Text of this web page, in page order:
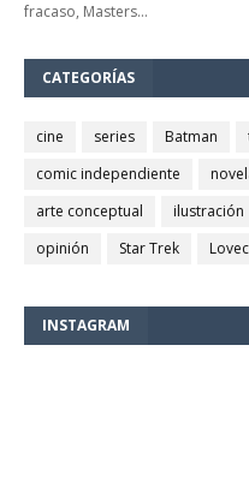
fracaso, Masters…
CATEGORÍAS
cine series Batman
comic independiente
arte conceptual
ilustración
opinión
Star Trek
INSTAGRAM